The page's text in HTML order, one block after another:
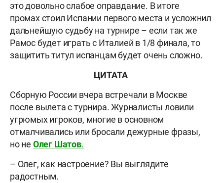
это довольно слабое оправдание. В итоге
промах стоил Испании первого места и усложнил
дальнейшую судьбу на турнире – если так же
Рамос будет играть с Италией в 1/8 финала, то
защитить титул испанцам будет очень сложно.
ЦИТАТА
Сборную России вчера встречали в Москве
после вылета с турнира. Журналисты ловили
угрюмых игроков, многие в основном
отмалчивались или бросали дежурные фразы,
но не Олег Шатов.
– Олег, как настроение? Вы выглядите
радостным.